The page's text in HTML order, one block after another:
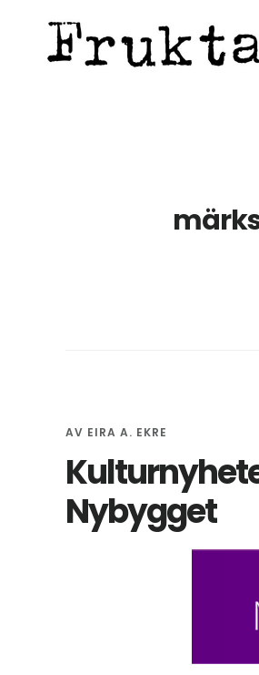
AV EIRA A. EKRE
Nybygget